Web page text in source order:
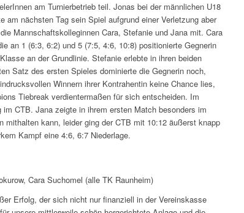
am Turnierbetrieb teil. Jonas bei der männlichen U18
nächsten Tag sein Spiel aufgrund einer Verletzung aber
Mannschaftskolleginnen Cara, Stefanie und Jana mit. Cara
an 1 (6:3, 6:2) und 5 (7:5, 4:6, 10:8) positionierte Gegnerin
an der Grundlinie. Stefanie erlebte in ihren beiden
Satz des ersten Spieles dominierte die Gegnerin noch,
Winnern ihrer Kontrahentin keine Chance lies,
Tiebreak verdientermaßen für sich entscheiden. Im
CTB. Jana zeigte in ihrem ersten Match besonders im
kann, leider ging der CTB mit 10:12 äußerst knapp
Kampf eine 4:6, 6:7 Niederlage.
Cara Suchomel (alle TK Raunheim)
Erfolg, der sich nicht nur finanziell in der Vereinskasse